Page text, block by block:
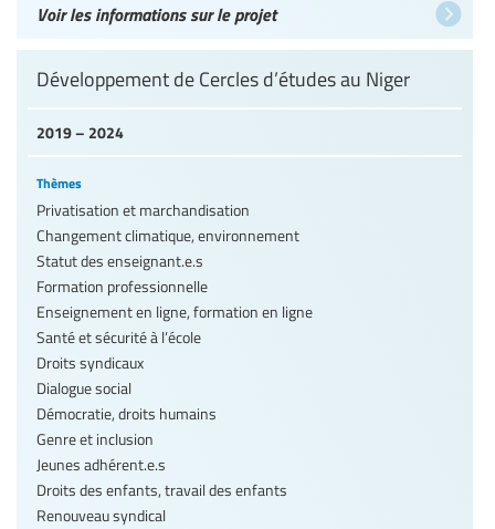
Voir les informations sur le projet
2019 – 2024
Développement de Cercles d’études au Niger
Thèmes
Privatisation et marchandisation
Changement climatique, environnement
Statut des enseignant.e.s
Formation professionnelle
Enseignement en ligne, formation en ligne
Santé et sécurité à l’école
Droits syndicaux
Dialogue social
Démocratie, droits humains
Genre et inclusion
Jeunes adhérent.e.s
Droits des enfants, travail des enfants
Renouveau syndical